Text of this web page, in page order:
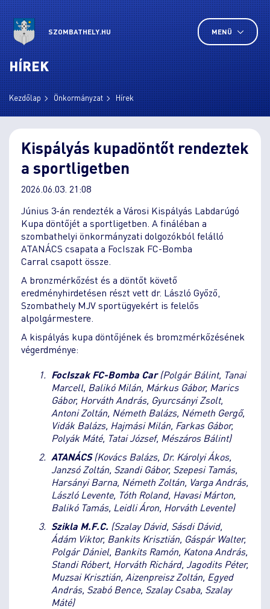
SZOMBATHELY.HU MENÜ
HÍREK
Kezdőlap Önkormányzat Hírek
Kispályás kupadöntőt rendeztek
a sportligetben
2026.06.03. 21:08
Június 3-án rendezték a Városi Kispályás Labdarúgó
Kupa döntőjét a sportligetben. A fináléban a
szombathelyi önkormányzati dolgozókból felálló
ATANÁCS csapata a FocIszak FC-Bomba
Carral csapott össze.
A bronzmérkőzést és a döntőt követő
eredményhirdetésen részt vett dr. László Győző,
Szombathely MJV sportügyekért is felelős
alpolgármestere.
A kispályás kupa döntőjének és bromzmérkőzésének
végerdménye:
FocIszak FC-Bomba Car(Polgár Bálint, Tanai
Marcell, Balikó Milán, Márkus Gábor, Marics
Gábor, Horváth András, Gyurcsányi Zsolt,
Antoni Zoltán, Németh Balázs, Németh Gergő,
Vidák Balázs, Hajmási Milán, Farkas Gábor,
Polyák Máté, Tatai József, Mészáros Bálint)
ATANÁCS(Kovács Balázs, Dr. Károlyi Ákos,
Janzsó Zoltán, Szandi Gábor, Szepesi Tamás,
Harsányi Barna, Németh Zoltán, Varga András,
László Levente, Tóth Roland, Havasi Márton,
Balikó Tamás, Leidli Áron, Horváth Levente)
Szikla M.F.C. (Szalay Dávid, Sásdi Dávid,
Ádám Viktor, Bankits Krisztián, Gáspár Walter,
Polgár Dániel, Bankits Ramón, Katona András,
Standi Róbert, Horváth Richárd, Jagodits Péter,
Muzsai Krisztián, Aizenpreisz Zoltán, Egyed
András, Szabó Bence, Szalay Csaba, Szalay
Máté)